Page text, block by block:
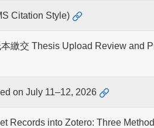
Citation Style)
繳交 Thesis Upload Review and
on July 11–12, 2026
Records into Zotero: Three